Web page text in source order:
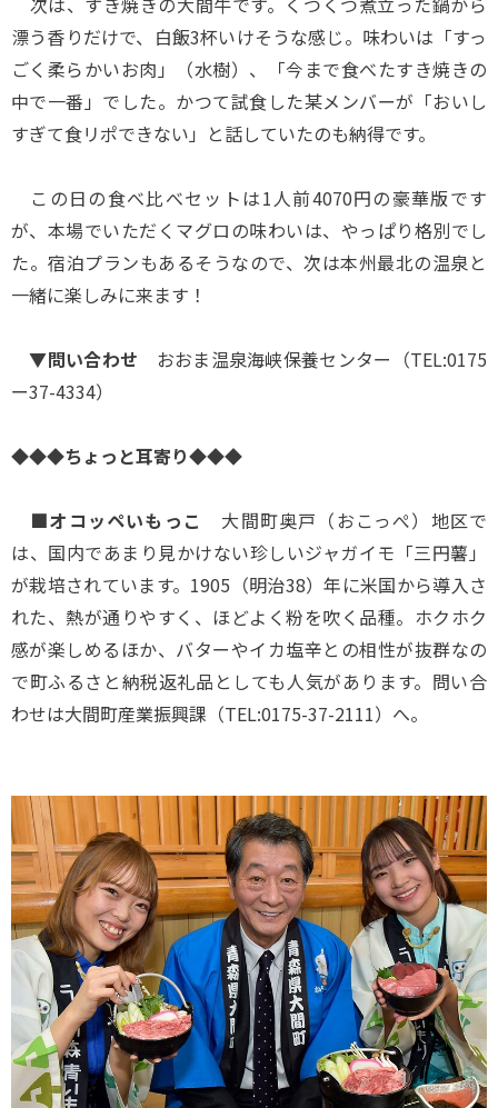
漂う香りだけで、白飯3杯いけそうな感じ。味わいは「すっ
ごく柔らかいお肉」（水樹）、「今まで食べたすき焼きの
中で一番」でした。かつて試食した某メンバーが「おいし
すぎて食リポできない」と話していたのも納得です。
この日の食べ比べセットは1人前4070円の豪華版です
が、本場でいただくマグロの味わいは、やっぱり格別でし
た。宿泊プランもあるそうなので、次は本州最北の温泉と
一緒に楽しみに来ます！
▼問い合わせ おおま温泉海峡保養センター（TEL:0175
ー37-4334）
◆◆◆ちょっと耳寄り◆◆◆
■オコッペいもっこ
大間町奥戸（おこっぺ）地区で
は、国内であまり見かけない珍しいジャガイモ「三円薯」
が栽培されています。1905（明治38）年に米国から導入さ
れた、熱が通りやすく、ほどよく粉を吹く品種。ホクホク
感が楽しめるほか、バターやイカ塩辛との相性が抜群なの
で町ふるさと納税返礼品としても人気があります。問い合
わせは大間町産業振興課（TEL:0175-37-2111）へ。